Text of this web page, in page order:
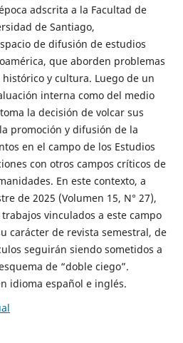
adscrita a la Facultad de
de Santiago,
de difusión de estudios
que aborden problemas
y cultura. Luego de un
interna como del medio
la decisión de volcar sus
promoción y difusión de la
en el campo de los Estudios
con otros campos críticos de
En este contexto, a
de 2025 (Volumen 15, N° 27),
vinculados a este campo
carácter de revista semestral, de
seguirán siendo sometidos a
de “doble ciego”.
idioma español e inglés.